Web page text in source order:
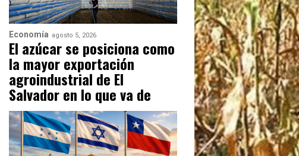
Economía agosto 5, 2026
El azúcar se posiciona como
la mayor exportación
agroindustrial de El
Salvador en lo que va de